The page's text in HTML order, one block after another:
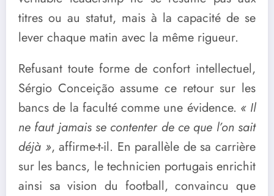
titres ou au statut, mais à la capacité de se
lever chaque matin avec la même rigueur.
Refusant toute forme de confort intellectuel,
Sérgio Conceição assume ce retour sur les
bancs de la faculté comme une évidence. « Il
ne faut jamais se contenter de ce que l’on sait
déjà », affirme-t-il. En parallèle de sa carrière
sur les bancs, le technicien portugais enrichit
ainsi sa vision du football, convaincu que